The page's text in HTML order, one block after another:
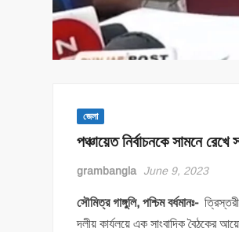
জেলা
পঞ্চায়েত নির্বাচনকে সামনে রেখে
grambangla June 9, 2023
সৌমিত্র গাঙ্গুলি, পশ্চিম বর্ধমানঃ-
দলীয় কার্যলয়ে এক সাংবাদিক বৈঠকের